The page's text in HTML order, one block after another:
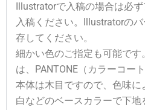
Illustratorで入稿の場合は必
入稿ください。Illustratorの
存してください。
細かい色のご指定も可能です
は、PANTONE（カラーコー
本体は木目ですので、色味
白などのベースカラーで下地